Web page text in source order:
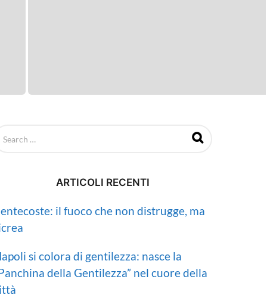
ARTICOLI RECENTI
il fuoco che non distrugge, ma
si colora di gentilezza: nasce la
della Gentilezza” nel cuore della